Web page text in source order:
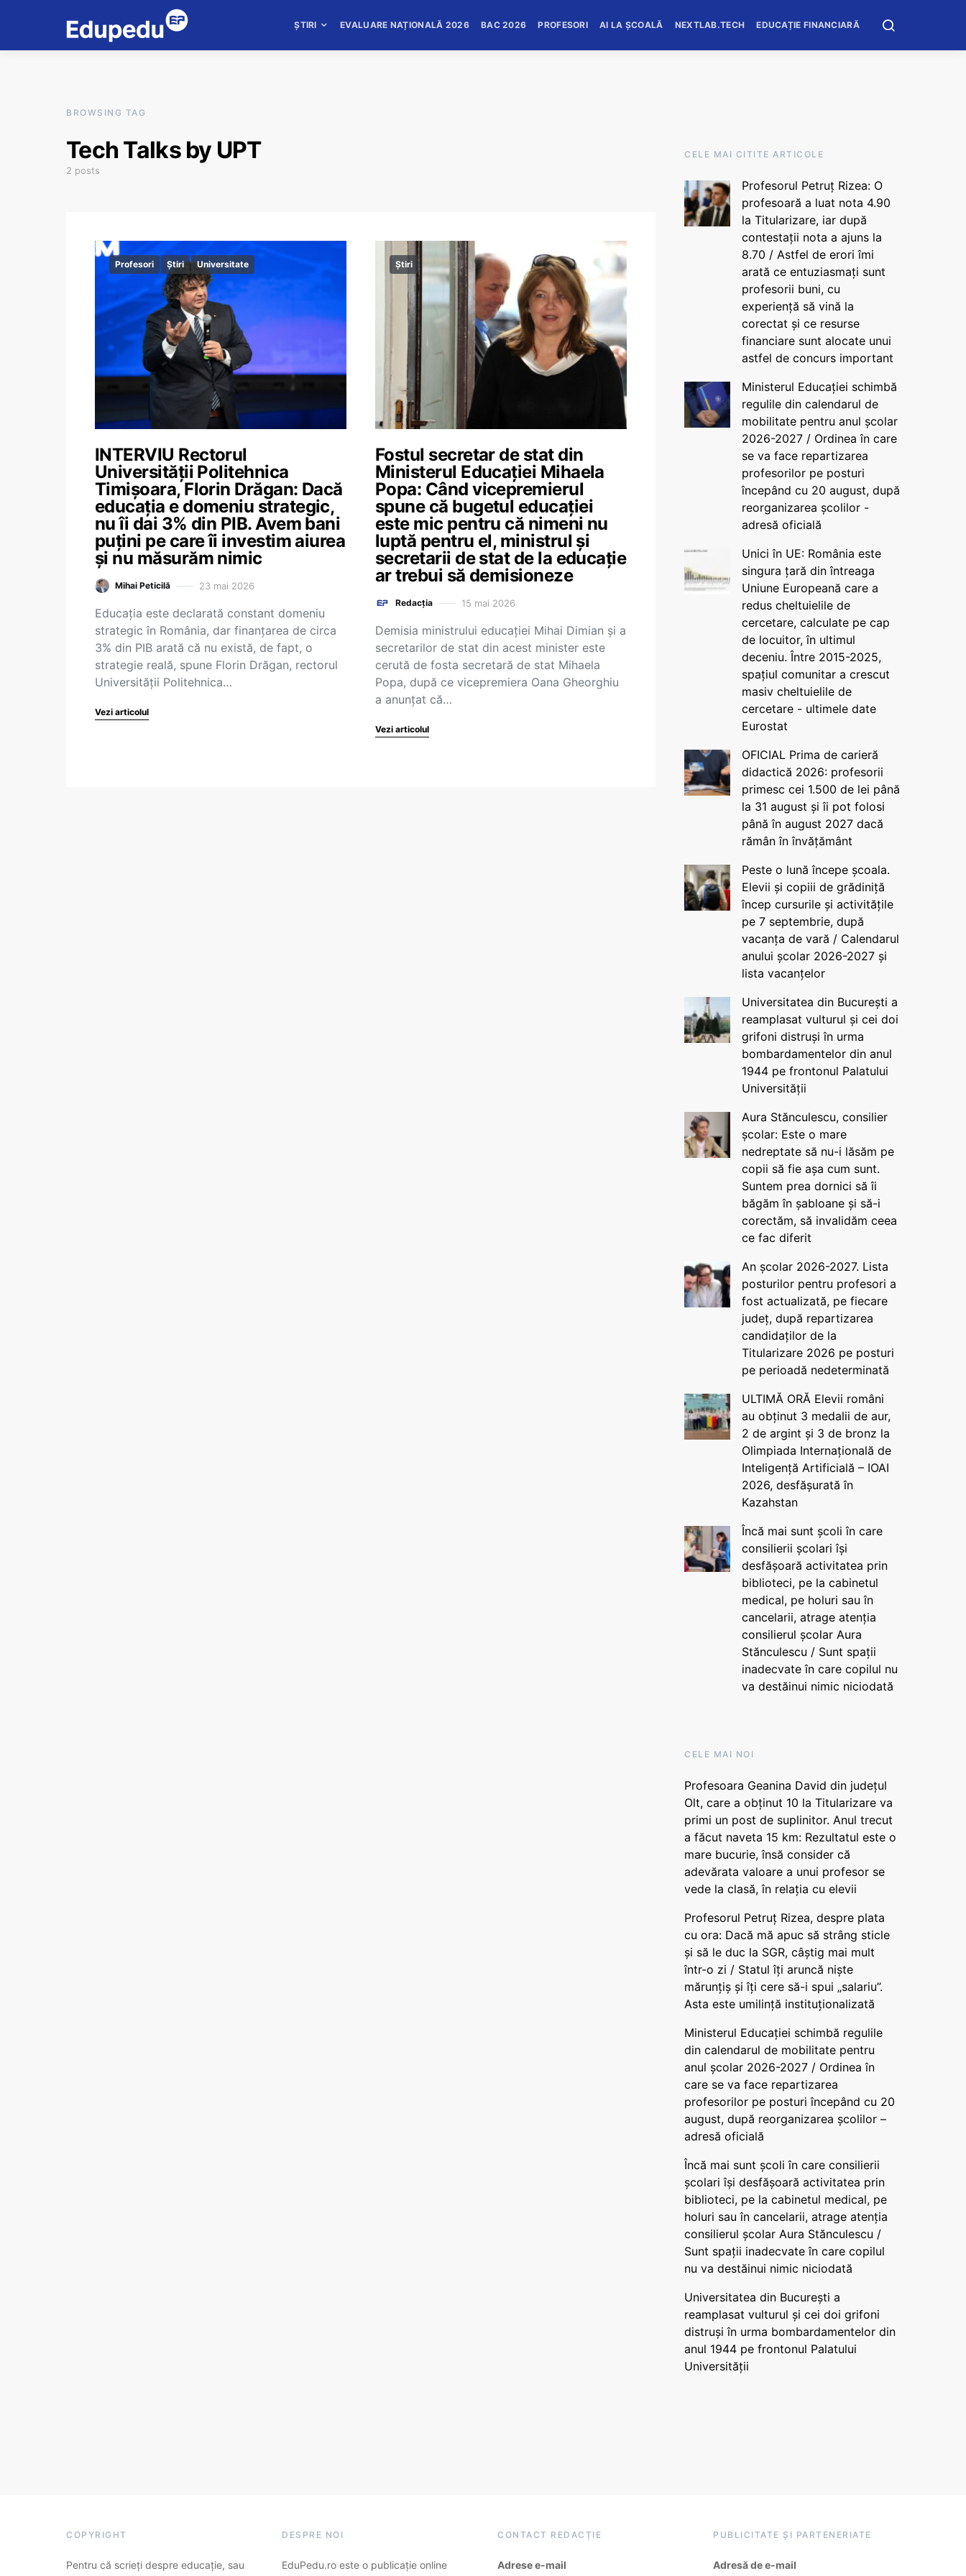
ȘTIRI EVALUARE NAȚIONALĂ 2026 BAC 2026 PROFESORI AI LA ȘCOALĂ NEXTLAB.TECH EDUCAȚIE FINANCIARĂ
BROWSING TAG
Tech Talks by UPT
2 posts
Profesori Știri Universitate
INTERVIU Rectorul
Universității Politehnica
Timișoara, Florin Drăgan: Dacă
educația e domeniu strategic,
nu îi dai 3% din PIB. Avem bani
puțini pe care îi investim aiurea
și nu măsurăm nimic
Mihai Peticilă 23 mai 2026
Educația este declarată constant domeniu
strategic în România, dar finanțarea de circa
3% din PIB arată că nu există, de fapt, o
strategie reală, spune Florin Drăgan, rectorul
Universității Politehnica…
Vezi articolul
Știri
Fostul secretar de stat din
Ministerul Educației Mihaela
Popa: Când vicepremierul
spune că bugetul educației
este mic pentru că nimeni nu
luptă pentru el, ministrul și
secretarii de stat de la educație
ar trebui să demisioneze
Redacția 15 mai 2026
Demisia ministrului educației Mihai Dimian și a
secretarilor de stat din acest minister este
cerută de fosta secretară de stat Mihaela
Popa, după ce vicepremiera Oana Gheorghiu
a anunțat că…
Vezi articolul
CELE MAI CITITE ARTICOLE
Profesorul Petruț Rizea: O
profesoară a luat nota 4.90
la Titularizare, iar după
contestații nota a ajuns la
8.70 / Astfel de erori îmi
arată ce entuziasmați sunt
profesorii buni, cu
experiență să vină la
corectat și ce resurse
financiare sunt alocate unui
astfel de concurs important
Ministerul Educației schimbă
regulile din calendarul de
mobilitate pentru anul școlar
2026-2027 / Ordinea în care
se va face repartizarea
profesorilor pe posturi
începând cu 20 august, după
reorganizarea școlilor -
adresă oficială
Unici în UE: România este
singura țară din întreaga
Uniune Europeană care a
redus cheltuielile de
cercetare, calculate pe cap
de locuitor, în ultimul
deceniu. Între 2015-2025,
spațiul comunitar a crescut
masiv cheltuielile de
cercetare - ultimele date
Eurostat
OFICIAL Prima de carieră
didactică 2026: profesorii
primesc cei 1.500 de lei până
la 31 august și îi pot folosi
până în august 2027 dacă
rămân în învățământ
Peste o lună începe școala.
Elevii și copiii de grădiniță
încep cursurile și activitățile
pe 7 septembrie, după
vacanța de vară / Calendarul
anului școlar 2026-2027 și
lista vacanțelor
Universitatea din București a
reamplasat vulturul și cei doi
grifoni distruși în urma
bombardamentelor din anul
1944 pe frontonul Palatului
Universității
Aura Stănculescu, consilier
școlar: Este o mare
nedreptate să nu-i lăsăm pe
copii să fie așa cum sunt.
Suntem prea dornici să îi
băgăm în șabloane și să-i
corectăm, să invalidăm ceea
ce fac diferit
An școlar 2026-2027. Lista
posturilor pentru profesori a
fost actualizată, pe fiecare
județ, după repartizarea
candidaților de la
Titularizare 2026 pe posturi
pe perioadă nedeterminată
ULTIMĂ ORĂ Elevii români
au obținut 3 medalii de aur,
2 de argint și 3 de bronz la
Olimpiada Internațională de
Inteligență Artificială – IOAI
2026, desfășurată în
Kazahstan
Încă mai sunt școli în care
consilierii școlari își
desfășoară activitatea prin
biblioteci, pe la cabinetul
medical, pe holuri sau în
cancelarii, atrage atenția
consilierul școlar Aura
Stănculescu / Sunt spații
inadecvate în care copilul nu
va destăinui nimic niciodată
CELE MAI NOI
Profesoara Geanina David din județul
Olt, care a obținut 10 la Titularizare va
primi un post de suplinitor. Anul trecut
a făcut naveta 15 km: Rezultatul este o
mare bucurie, însă consider că
adevărata valoare a unui profesor se
vede la clasă, în relația cu elevii
Profesorul Petruț Rizea, despre plata
cu ora: Dacă mă apuc să strâng sticle
și să le duc la SGR, câștig mai mult
într-o zi / Statul îți aruncă niște
mărunțiș și îți cere să-i spui „salariu”.
Asta este umilință instituționalizată
Ministerul Educației schimbă regulile
din calendarul de mobilitate pentru
anul școlar 2026-2027 / Ordinea în
care se va face repartizarea
profesorilor pe posturi începând cu 20
august, după reorganizarea școlilor –
adresă oficială
Încă mai sunt școli în care consilierii
școlari își desfășoară activitatea prin
biblioteci, pe la cabinetul medical, pe
holuri sau în cancelarii, atrage atenția
consilierul școlar Aura Stănculescu /
Sunt spații inadecvate în care copilul
nu va destăinui nimic niciodată
Universitatea din București a
reamplasat vulturul și cei doi grifoni
distruși în urma bombardamentelor din
anul 1944 pe frontonul Palatului
Universității
COPYRIGHT
Pentru că scrieți despre educație, sau
DESPRE NOI
EduPedu.ro este o publicație online
CONTACT REDACȚIE
Adrese e-mail
PUBLICITATE ȘI PARTENERIATE
Adresă de e-mail